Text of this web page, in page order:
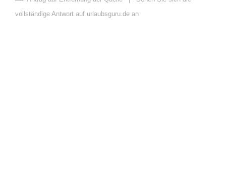
vollständige Antwort auf urlaubsguru.de an